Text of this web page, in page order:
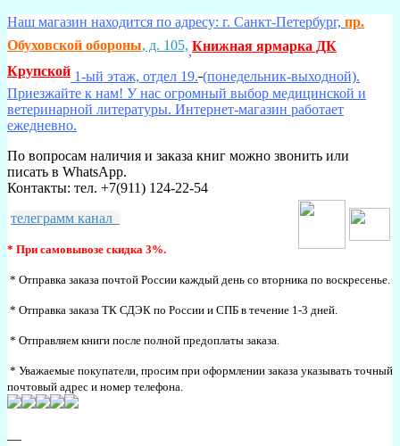
Наш магазин находится по адресу: г. Санкт-Петербург, пр.
Обуховской обороны, д. 105,,Книжная ярмарка ДК
Крупской 1-ый этаж, отдел 19. (понедельник-выходной).
Приезжайте к нам! У нас огромный выбор медицинской и
ветеринарной литературы. Интернет-магазин работает
ежедневно.
По вопросам наличия и заказа книг можно звонить или
писать в WhatsApp.
Контакты: тел. +7(911) 124-22-54
телеграмм канал
* При самовывозе скидка 3%.
* Отправка заказа почтой России каждый день со вторника по воскресенье.
* Отправка заказа ТК СДЭК по России и СПБ в течение 1-3 дней.
* Отправляем книги после полной предоплаты заказа.
* Уважаемые покупатели, просим при оформлении заказа указывать точный
почтовый адрес и номер телефона.